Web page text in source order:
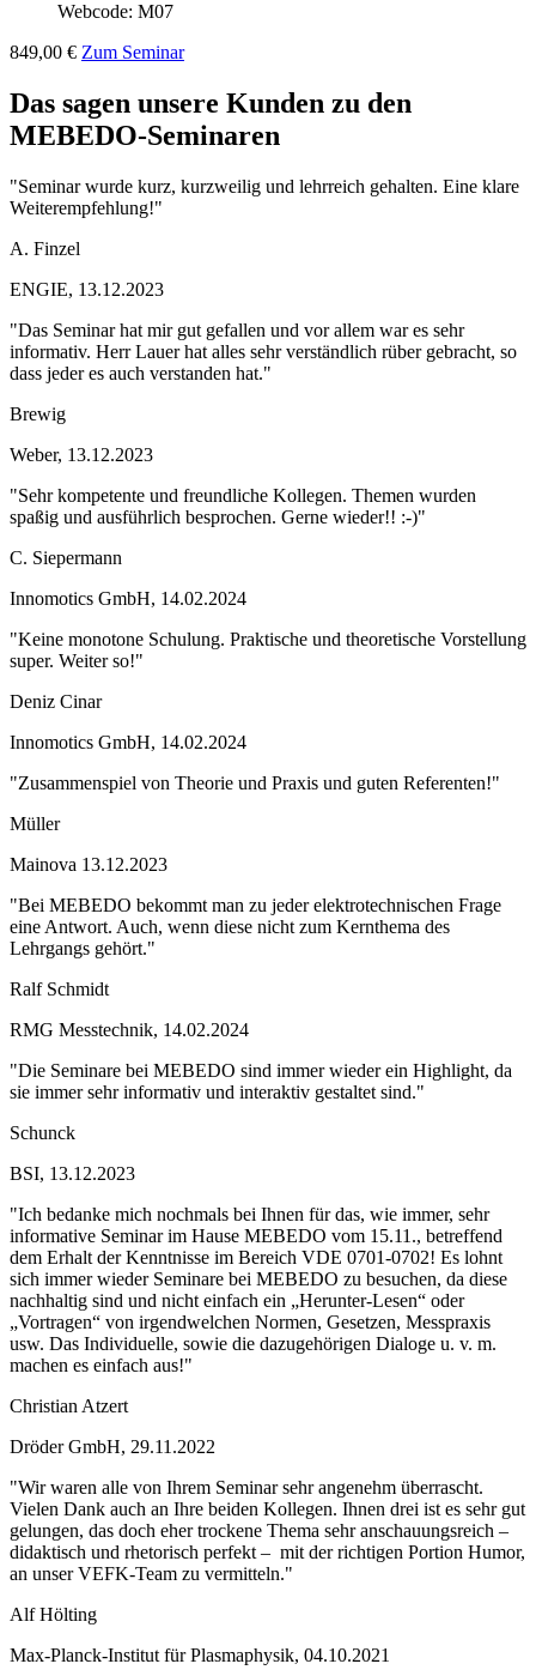
Webcode: M07
849,00 € Zum Seminar
Das sagen unsere Kunden zu den
MEBEDO-Seminaren
"Seminar wurde kurz, kurzweilig und lehrreich gehalten. Eine klare
Weiterempfehlung!"
A. Finzel
ENGIE, 13.12.2023
"Das Seminar hat mir gut gefallen und vor allem war es sehr
informativ. Herr Lauer hat alles sehr verständlich rüber gebracht, so
dass jeder es auch verstanden hat."
Brewig
Weber, 13.12.2023
"Sehr kompetente und freundliche Kollegen. Themen wurden
spaßig und ausführlich besprochen. Gerne wieder!! :-)"
C. Siepermann
Innomotics GmbH, 14.02.2024
"Keine monotone Schulung. Praktische und theoretische Vorstellung
super. Weiter so!"
Deniz Cinar
Innomotics GmbH, 14.02.2024
"Zusammenspiel von Theorie und Praxis und guten Referenten!"
Müller
Mainova 13.12.2023
"Bei MEBEDO bekommt man zu jeder elektrotechnischen Frage
eine Antwort. Auch, wenn diese nicht zum Kernthema des
Lehrgangs gehört."
Ralf Schmidt
RMG Messtechnik, 14.02.2024
"Die Seminare bei MEBEDO sind immer wieder ein Highlight, da
sie immer sehr informativ und interaktiv gestaltet sind."
Schunck
BSI, 13.12.2023
"Ich bedanke mich nochmals bei Ihnen für das, wie immer, sehr
informative Seminar im Hause MEBEDO vom 15.11., betreffend
dem Erhalt der Kenntnisse im Bereich VDE 0701-0702! Es lohnt
sich immer wieder Seminare bei MEBEDO zu besuchen, da diese
nachhaltig sind und nicht einfach ein „Herunter-Lesen“ oder
„Vortragen“ von irgendwelchen Normen, Gesetzen, Messpraxis
usw. Das Individuelle, sowie die dazugehörigen Dialoge u. v. m.
machen es einfach aus!"
Christian Atzert
Dröder GmbH, 29.11.2022
"Wir waren alle von Ihrem Seminar sehr angenehm überrascht.
Vielen Dank auch an Ihre beiden Kollegen. Ihnen drei ist es sehr gut
gelungen, das doch eher trockene Thema sehr anschauungsreich –
didaktisch und rhetorisch perfekt – mit der richtigen Portion Humor,
an unser VEFK-Team zu vermitteln."
Alf Hölting
Max-Planck-Institut für Plasmaphysik, 04.10.2021